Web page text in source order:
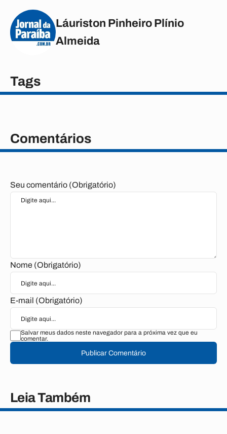
Láuriston Pinheiro Plínio
Almeida
Tags
Comentários
Seu comentário (Obrigatório)
Nome (Obrigatório)
E-mail (Obrigatório)
Salvar meus dados neste navegador para a próxima vez que eu
comentar.
Publicar Comentário
Leia Também